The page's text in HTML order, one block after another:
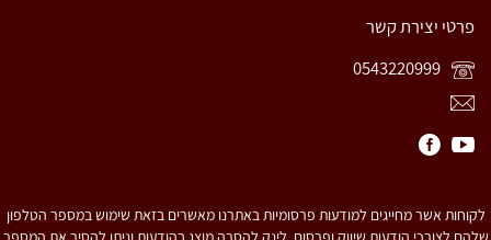
פרטי יצירת קשר
לקוחות אשר מחייגים למודעות פרסומיות באתרנו מאשרים בזאת שימוש במספר הטלפון